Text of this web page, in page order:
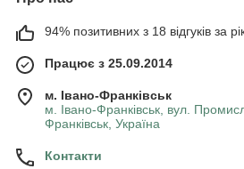
94% позитивних з 18 відгуків за
Працює з 25.09.2014
м. Івано-Франківськ
м. Івано-Франківськ, вул.
Франківськ, Україна
Контакти